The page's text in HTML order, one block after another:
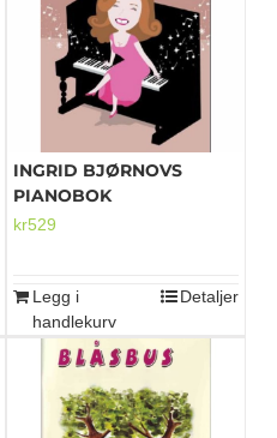
INGRID BJØRNOVS
PIANOBOK
kr529
Legg i
handlekurv
Detaljer